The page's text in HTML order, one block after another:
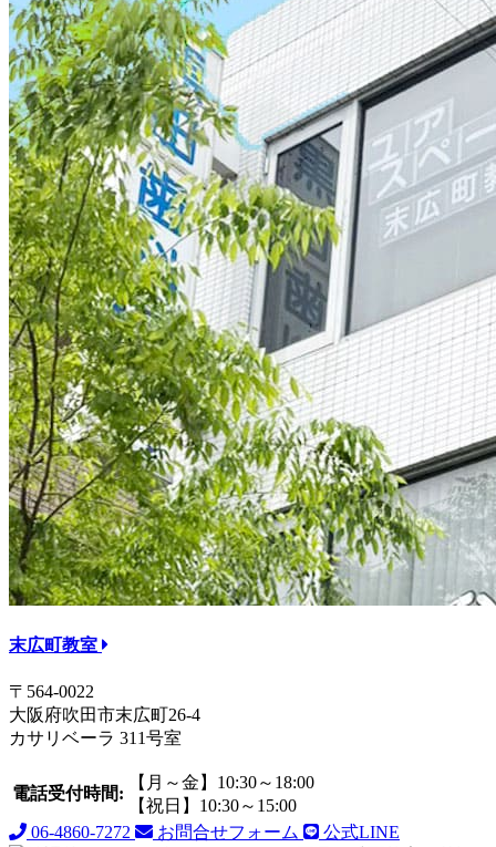
末広町教室
〒564-0022
大阪府吹田市末広町26-4
カサリベーラ 311号室
電話受付時間:
【月～金】10:30～18:00
【祝日】10:30～15:00
06-4860-7272
お問合せフォーム 公式LINE